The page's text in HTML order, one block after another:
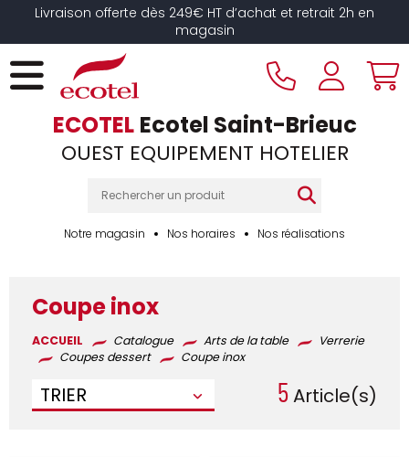
Livraison offerte dès 249€ HT d’achat et retrait 2h en
magasin
ECOTEL Ecotel Saint-Brieuc
OUEST EQUIPEMENT HOTELIER
Notre magasin Nos horaires Nos réalisations
Coupe inox
ACCUEIL Catalogue Arts de la table
Verrerie
Coupes dessert
Coupe inox
TRIER 5Article(s)
Panneau de gestion des cookies